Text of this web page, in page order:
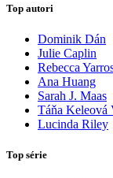
Top autori
Dominik Dán
Julie Caplin
Rebecca
Ana Huang
Sarah J. Maas
Táňa Keleová
Lucinda Riley
Top série